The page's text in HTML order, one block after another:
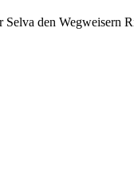
den